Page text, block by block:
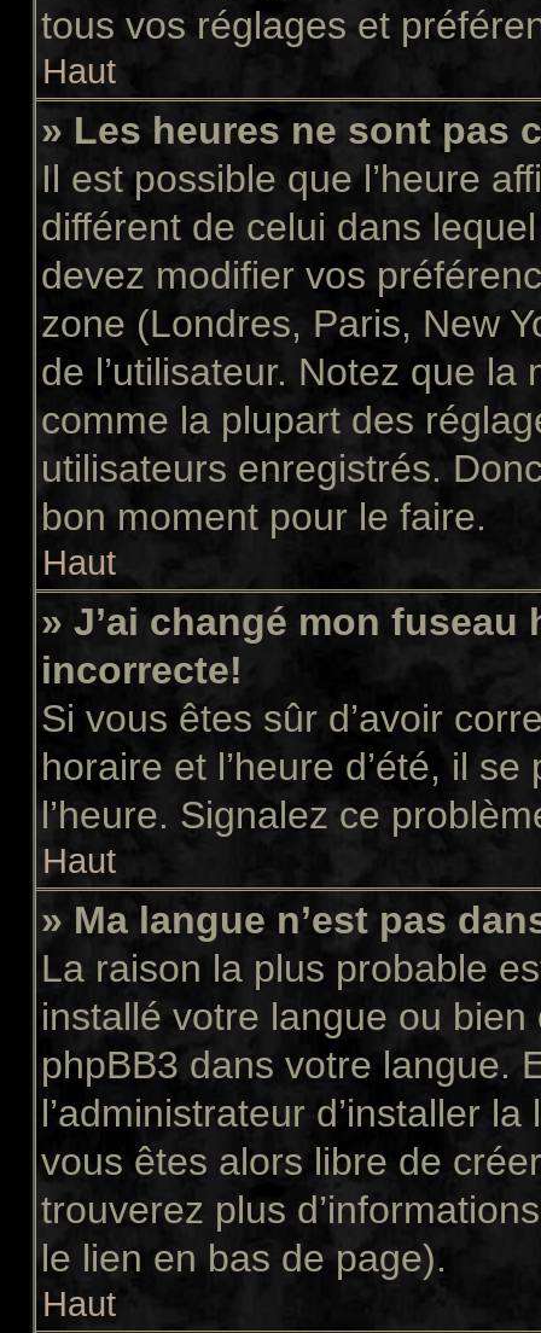
tous vos réglages et
Haut
» Les heures ne sont pas
Il est possible que l’heure
différent de celui dans
devez modifier vos
zone (Londres, Paris, New
de l’utilisateur. Notez que
comme la plupart des
utilisateurs enregistrés.
bon moment pour le faire.
Haut
» J’ai changé mon fuseau
incorrecte!
Si vous êtes sûr d’avoir
horaire et l’heure d’été, il
l’heure. Signalez ce
Haut
» Ma langue n’est pas
La raison la plus probable
installé votre langue ou
phpBB3 dans votre langue.
l’administrateur d’installer
vous êtes alors libre de
trouverez plus
le lien en bas de page).
Haut